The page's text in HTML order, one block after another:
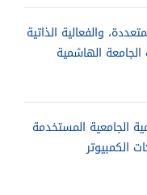
والفعالية الذاتية
الهاشمية
الجامعية المستخدمة
الكمبيوتر